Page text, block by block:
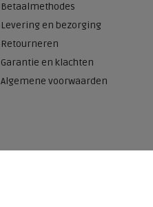
Betaalmethodes
Levering en bezorging
Retourneren
Garantie en klachten
Algemene voorwaarden